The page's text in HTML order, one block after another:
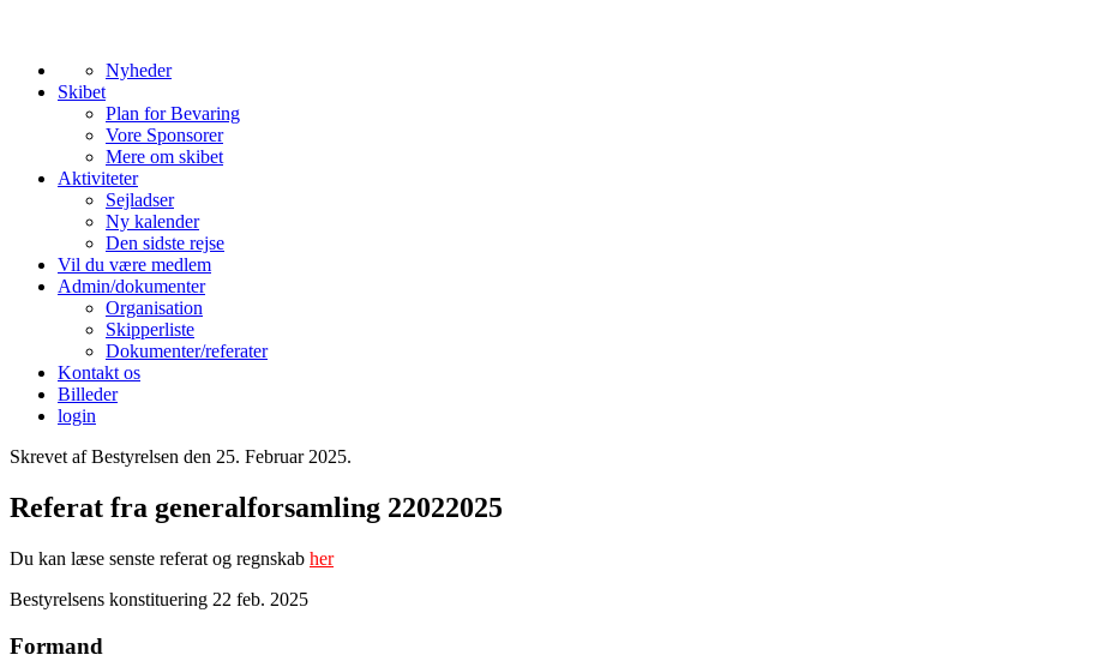
Nyheder
Skibet
Plan for Bevaring
Vore Sponsorer
Mere om skibet
Aktiviteter
Sejladser
Ny kalender
Den sidste rejse
Vil du være medlem
Admin/dokumenter
Organisation
Skipperliste
Dokumenter/referater
Kontakt os
Billeder
login
Skrevet af Bestyrelsen den 25. Februar 2025.
Referat fra generalforsamling 22022025
Du kan læse senste referat og regnskab her
Bestyrelsens konstituering 22 feb. 2025
Formand